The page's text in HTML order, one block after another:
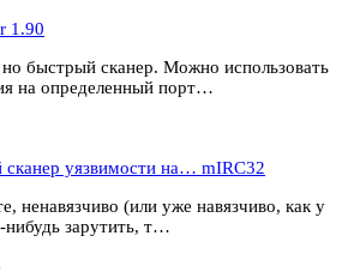
1.90
быстрый сканер. Можно использовать
на определенный порт…
уязвимости на… mIRC32
ненавязчиво (или уже навязчиво, как у
нибудь зарутить, т…